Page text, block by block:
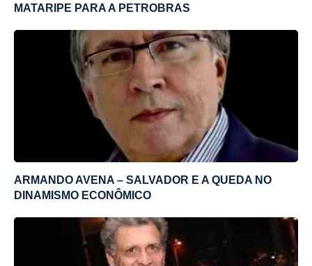
MATARIPE PARA A PETROBRAS
ARMANDO AVENA – SALVADOR E A QUEDA NO
DINAMISMO ECONÔMICO